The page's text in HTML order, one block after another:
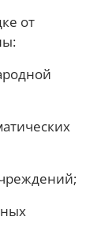
от